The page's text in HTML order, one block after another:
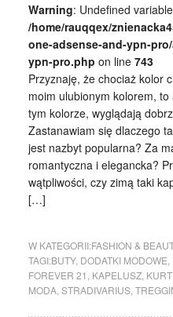
Warning: Undefined
/home/rauqqex/
one-adsense-and-ypn-
ypn-pro.php on line 743
Przyznaję, że chociaż kolor
moim ulubionym kolorem,
tym kolorze, wyglądają
Zastanawiam się dlaczego
jest nazbyt popularna? Za
romantyczna i elegancka?
wątpliwości, czy zimą taki
[…]
W KATEGORII:FASHION &
TAGI:BUTY, DODATKI MODOWE
FOREVER 21 KAPELUSZ,
MODA, STRADIVARIUS,